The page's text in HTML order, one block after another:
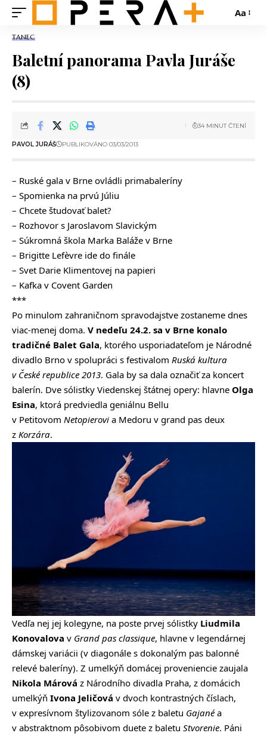
Aa
TANEC
Baletní panorama Pavla Juráše
(8)
PAVOL JURÁŠ PUBLIKOVÁNO 03/03/2013
34 MINUT ČTENÍ
– Ruské gala v Brne ovládli primabaleríny
– Spomienka na prvú Júliu
– Chcete študovať balet?
– Rozhovor s Jaroslavom Slavickým
– Súkromná škola Marka Baláže v Brne
– Brigitte Lefèvre ide do finále
– Svet Darie Klimentovej na papieri
– Kafka v Covent Garden
***
Po minulom zahraničnom spravodajstve zostaneme dnes
viac-menej doma. V nedeľu 24.2. sa v Brne konalo
tradičné Balet Gala, ktorého usporiadateľom je Národné
divadlo Brno v spolupráci s festivalom Ruská kultura
v České republice 2013. Gala by sa dala označiť za koncert
balerín. Dve sólistky Viedenskej štátnej opery: hlavne Olga
Esina, ktorá predviedla geniálnu Bellu
v Petitovom Netopierovi a Medoru v grand pas deux
z Korzára.
Vedľa nej jej kolegyne, na poste prvej sólistky Liudmila
Konovalova v Grand pas classique, hlavne v legendárnej
dámskej variácii (v diagonále s dokonalým pas balonné
relevé baleríny). Z umelkýň domácej proveniencie zaujala
Nikola Márová z Národního divadla Praha, z domácich
umelkýň Ivona Jeličová v dvoch kontrastných číslach,
v expresívnom štylizovanom sóle z baletu Gajanéa
v abstraktnom pôsobivom duete z baletu Stvorenie. Páni